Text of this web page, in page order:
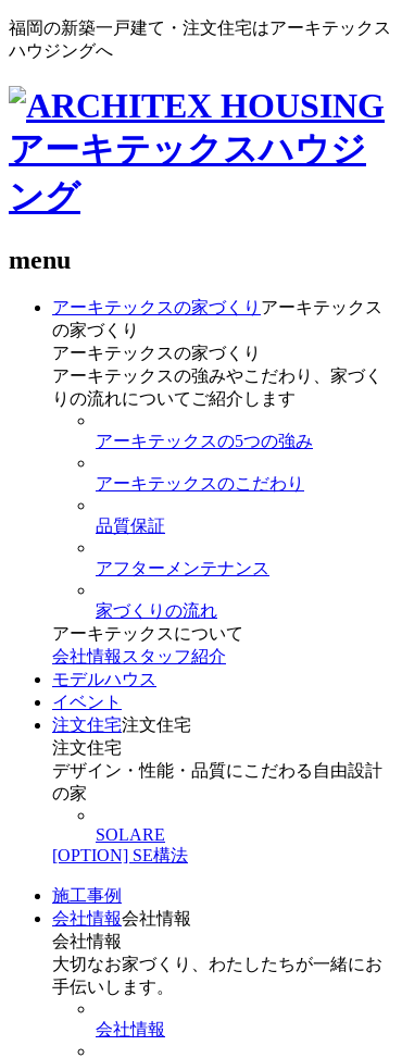
福岡の新築一戸建て・注文住宅はアーキテックス
ハウジングへ
menu
アーキテックスの家づくり アーキテックス
の家づくり
アーキテックスの家づくり
アーキテックスの強みやこだわり、家づく
りの流れについてご紹介します
アーキテックスの5つの強み
アーキテックスのこだわり
品質保証
アフターメンテナンス
家づくりの流れ
アーキテックスについて
会社情報 スタッフ紹介
モデルハウス
イベント
注文住宅注文住宅
注文住宅
デザイン・性能・品質にこだわる自由設計
の家
SOLARE
[OPTION] SE構法
施工事例
会社情報会社情報
会社情報
大切なお家づくり、わたしたちが一緒にお
手伝いします。
会社情報